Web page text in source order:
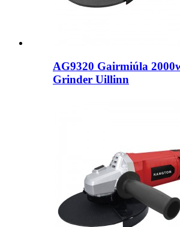
AG9320 Gairmiúla
Grinder Uillinn